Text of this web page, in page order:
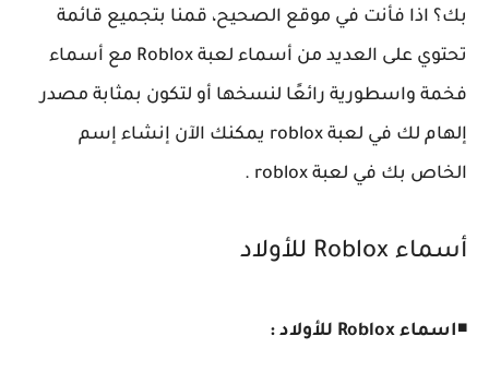
بك؟ اذا فأنت في موقع الصحيح، قمنا بتجميع قائمة
تحتوي على العديد من أسماء لعبة Roblox مع أسماء
فخمة واسطورية رائعًا لنسخها أو لتكون بمثابة مصدر
إلهام لك في لعبة roblox يمكنك الآن إنشاء إسم
الخاص بك في لعبة roblox .
أسماء Roblox للأولاد
◾اسماء Roblox للأولاد :